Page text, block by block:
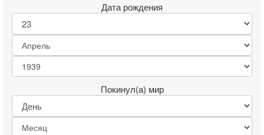
Дата рождения
Покинул(а) мир